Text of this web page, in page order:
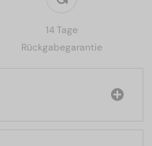
14 Tage
Rückgabegarantie